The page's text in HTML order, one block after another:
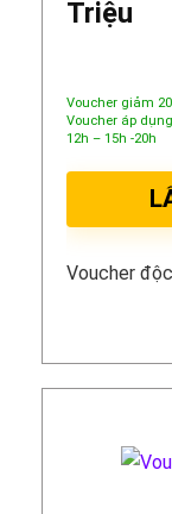
Triệu
Voucher giảm
Voucher áp
12h – 15h -20h
Voucher